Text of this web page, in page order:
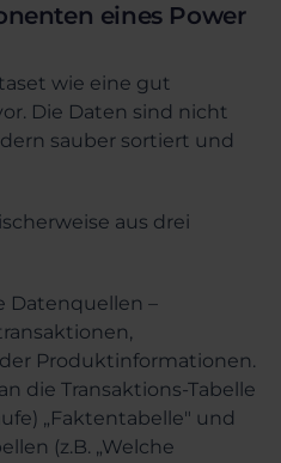
eines Power
wie eine gut
Die Daten sind nicht
sauber sortiert und
aus drei
Datenquellen –
Produktinformationen.
die Transaktions-Tabelle
„Faktentabelle" und
(z.B. „Welche